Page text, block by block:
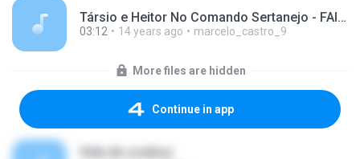
Társio e Heitor No Comando Sertanejo - FAIXA 16.mp3
03:12 14 years ago marcelo_castro_9
More files are hidden
Continue in app
Vida de cowboy